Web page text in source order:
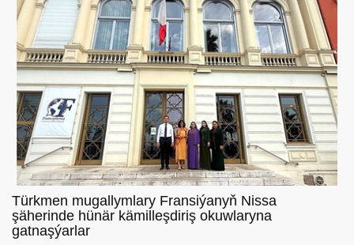
Türkmen mugallymlary Fransiýanyň Nissa
şäherinde hünär kämilleşdiriş okuwlaryna
gatnaşýarlar